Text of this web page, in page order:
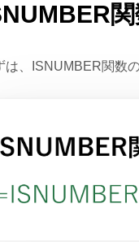
は、ISNUMBER関数